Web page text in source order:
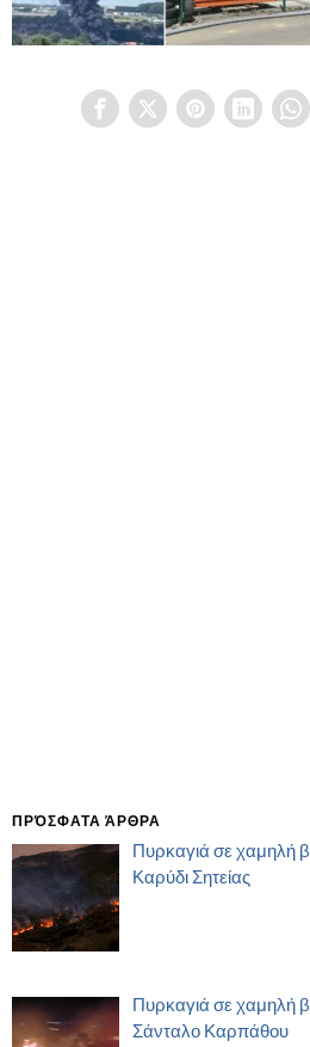
ΠΡΌΣΦΑΤΑ ΆΡΘΡΑ
Πυρκαγιά σε χαμηλή
Καρύδι Σητείας
Πυρκαγιά σε χαμηλή
Σάνταλο Καρπάθου